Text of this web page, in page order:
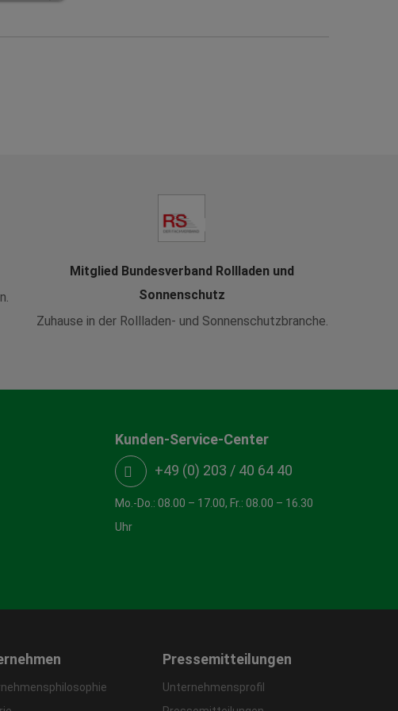
Mitglied Bundesverband Rollladen und
Sonnenschutz
Zuhause in der Rollladen- und Sonnenschutzbranche.
Kunden-Service-Center
+49 (0) 203 / 40 64 40
Mo.-Do.: 08.00 – 17.00, Fr.: 08.00 – 16.30
Uhr
Pressemitteilungen
Unternehmensprofil